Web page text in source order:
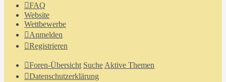
FAQ
Website
Wettbewerbe
Anmelden
Registrieren
Foren-Übersicht Suche Aktive Themen
Datenschutzerklärung